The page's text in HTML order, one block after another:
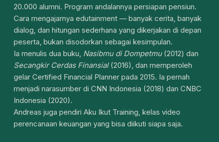
20.000 alumni. Program andalannya persiapan pensiun.
Cara mengajarnya edutainment — banyak cerita, banyak
dialog, dan hitungan sederhana yang dikerjakan di depan
peserta, bukan disodorkan sebagai kesimpulan.
Ia menulis dua buku, Nasibmu di Dompetmu(2012) dan
Secangkir Cerdas Finansial(2016), dan memperoleh
gelar Certified Financial Planner pada 2015. Ia pernah
menjadi narasumber di CNN Indonesia (2018) dan CNBC
Indonesia (2020).
Andreas juga pendiri Aku Ikut Training, kelas video
perencanaan keuangan yang bisa diikuti siapa saja.